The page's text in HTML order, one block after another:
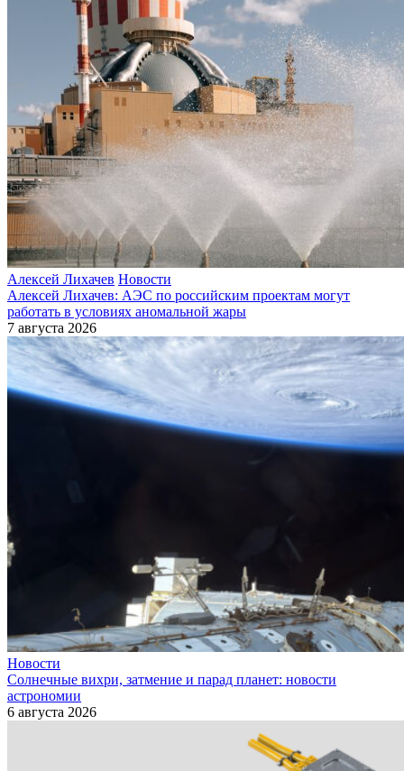
Алексей Лихачев Новости
Алексей Лихачев: АЭС по российским проектам могут
работать в условиях аномальной жары
7 августа 2026
Новости
Солнечные вихри, затмение и парад планет: новости
астрономии
6 августа 2026